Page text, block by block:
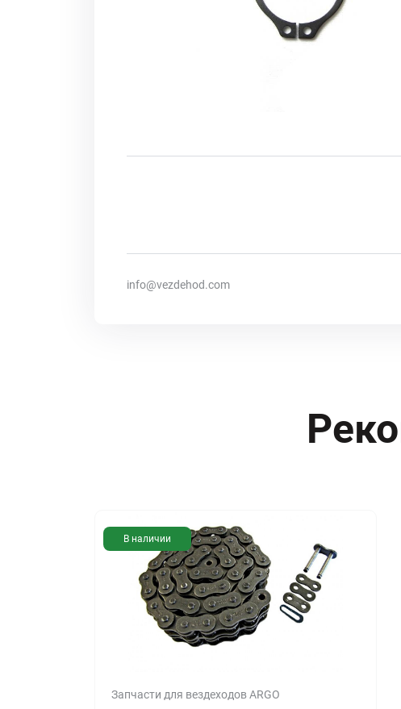
info@vezdehod.com
В наличии
Запчасти для вездеходов ARGO